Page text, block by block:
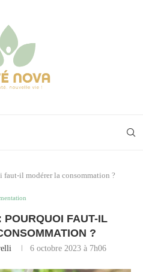
faut-il modérer la consommation ?
FAUT-IL
?
6 octobre 2023 à 7h06